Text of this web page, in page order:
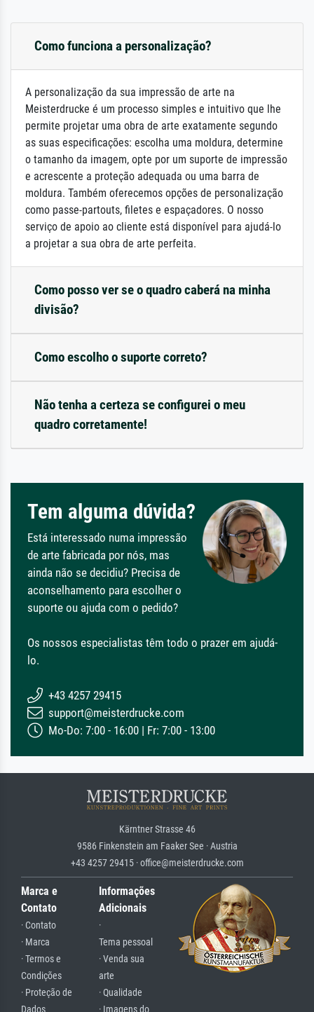
Como funciona a personalização?
A personalização da sua impressão de arte na
Meisterdrucke é um processo simples e intuitivo que lhe
permite projetar uma obra de arte exatamente segundo
as suas especificações: escolha uma moldura, determine
o tamanho da imagem, opte por um suporte de impressão
e acrescente a proteção adequada ou uma barra de
moldura. Também oferecemos opções de personalização
como passe-partouts, filetes e espaçadores. O nosso
serviço de apoio ao cliente está disponível para ajudá-lo
a projetar a sua obra de arte perfeita.
Como posso ver se o quadro caberá na minha
divisão?
Como escolho o suporte correto?
Não tenha a certeza se configurei o meu
quadro corretamente!
Tem alguma dúvida?
Está interessado numa impressão
de arte fabricada por nós, mas
ainda não se decidiu? Precisa de
aconselhamento para escolher o
suporte ou ajuda com o pedido?
Os nossos especialistas têm todo o prazer em ajudá-
lo.
+43 4257 29415
support@meisterdrucke.com
Mo-Do: 7:00 - 16:00 | Fr: 7:00 - 13:00
Kärntner Strasse 46
9586 Finkenstein am Faaker See · Austria
+43 4257 29415 · office@meisterdrucke.com
Marca e
Contato
· Contato
· Marca
· Termos e
Condições
· Proteção de
Dados
Informações
Adicionais
·
Tema pessoal
· Venda sua
arte
· Qualidade
· Imagens do